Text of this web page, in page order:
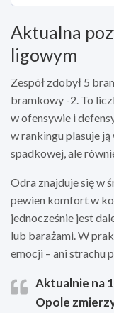
Aktualna
ligowym
Zespół zdobył 5
bramkowy -2. To
w ofensywie i
w rankingu plasuje
spadkowej, ale
Odra znajduje się w
pewien komfort w
jednocześnie jest
lub barażami. W
emocji – ani strachu
Aktualnie na
Opole